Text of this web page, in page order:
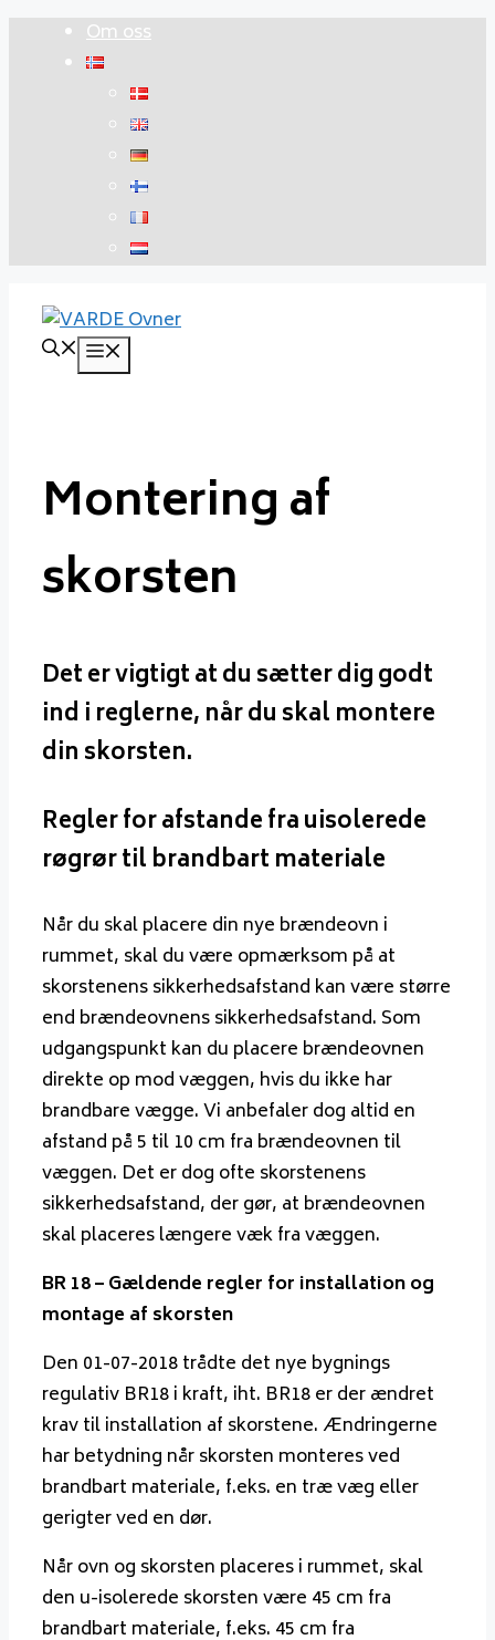
Om oss
Montering af
skorsten
Det er vigtigt at du sætter dig godt
ind i reglerne, når du skal montere
din skorsten.
Regler for afstande fra uisolerede
røgrør til brandbart materiale
Når du skal placere din nye brændeovn i
rummet, skal du være opmærksom på at
skorstenens sikkerhedsafstand kan være større
end brændeovnens sikkerhedsafstand. Som
udgangspunkt kan du placere brændeovnen
direkte op mod væggen, hvis du ikke har
brandbare vægge. Vi anbefaler dog altid en
afstand på 5 til 10 cm fra brændeovnen til
væggen. Det er dog ofte skorstenens
sikkerhedsafstand, der gør, at brændeovnen
skal placeres længere væk fra væggen.
BR 18 – Gældende regler for installation og
montage af skorsten
Den 01-07-2018 trådte det nye bygnings
regulativ BR18 i kraft, iht. BR18 er der ændret
krav til installation af skorstene. Ændringerne
har betydning når skorsten monteres ved
brandbart materiale, f.eks. en træ væg eller
gerigter ved en dør.
Når ovn og skorsten placeres i rummet, skal
den u-isolerede skorsten være 45 cm fra
brandbart materiale, f.eks. 45 cm fra